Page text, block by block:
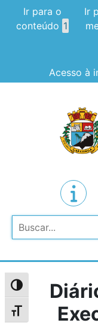
Alternar alto
Alternar tamanho
Ir para o
conteúdo 1
Ir
Acesso à
Pesquisar